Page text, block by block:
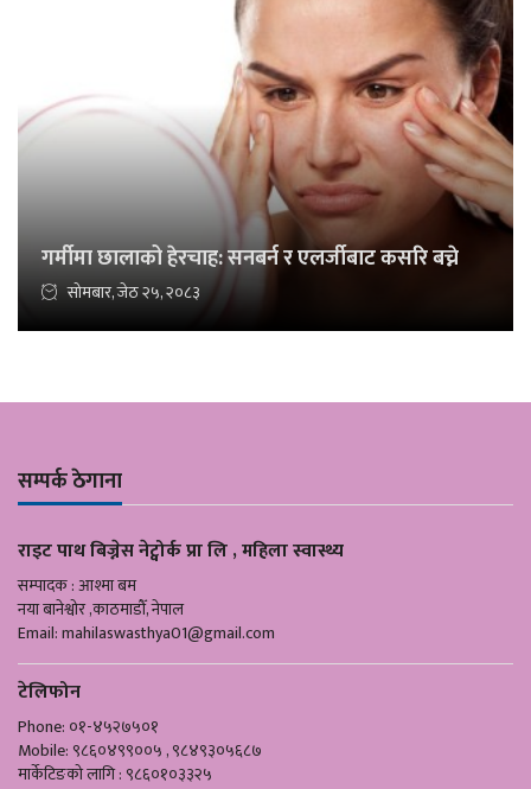
गर्मीमा छालाको हेरचाह: सनबर्न र एलर्जीबाट कसरि बच्ने
सोमबार, जेठ २५, २०८३
सम्पर्क ठेगाना
राइट पाथ बिज्नेस नेट्वोर्क प्रा लि , महिला स्वास्थ्य
सम्पादक : आश्मा बम
नया बानेश्वोर ,काठमाडौँ, नेपाल
Email:mahilaswasthya01@gmail.com
टेलिफोन
Phone: ०१-४५२७५०१
Mobile: ९८६०४९९००५ , ९८४९३०५६८७
मार्केटिङको लागि : ९८६०१०३३२५